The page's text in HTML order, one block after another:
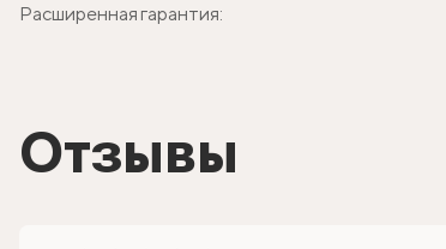
Расширенная гарантия:
Отзывы